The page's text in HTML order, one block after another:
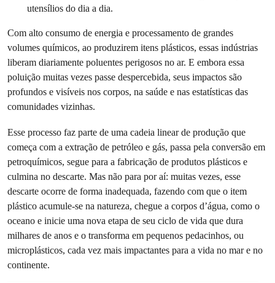
utensílios do dia a dia.
Com alto consumo de energia e processamento de grandes
volumes químicos, ao produzirem itens plásticos, essas indústrias
liberam diariamente poluentes perigosos no ar. E embora essa
poluição muitas vezes passe despercebida, seus impactos são
profundos e visíveis nos corpos, na saúde e nas estatísticas das
comunidades vizinhas.
Esse processo faz parte de uma cadeia linear de produção que
começa com a extração de petróleo e gás, passa pela conversão em
petroquímicos, segue para a fabricação de produtos plásticos e
culmina no descarte. Mas não para por aí: muitas vezes, esse
descarte ocorre de forma inadequada, fazendo com que o item
plástico acumule-se na natureza, chegue a corpos d’água, como o
oceano e inicie uma nova etapa de seu ciclo de vida que dura
milhares de anos e o transforma em pequenos pedacinhos, ou
microplásticos, cada vez mais impactantes para a vida no mar e no
continente.